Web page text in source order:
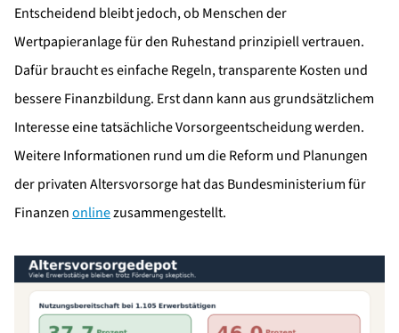
Entscheidend bleibt jedoch, ob Menschen der
Wertpapieranlage für den Ruhestand prinzipiell vertrauen.
Dafür braucht es einfache Regeln, transparente Kosten und
bessere Finanzbildung. Erst dann kann aus grundsätzlichem
Interesse eine tatsächliche Vorsorgeentscheidung werden.
Weitere Informationen rund um die Reform und Planungen
der privaten Altersvorsorge hat das Bundesministerium für
Finanzenonlinezusammengestellt.